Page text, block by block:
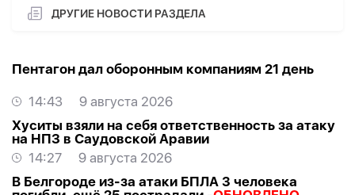
ДРУГИЕ НОВОСТИ РАЗДЕЛА
Пентагон дал оборонным компаниям 21 день
14:43
9 августа 2026
Хуситы взяли на себя ответственность за атаку
на НПЗ в Саудовской Аравии
14:27
9 августа 2026
В Белгороде из-за атаки БПЛА 3 человека